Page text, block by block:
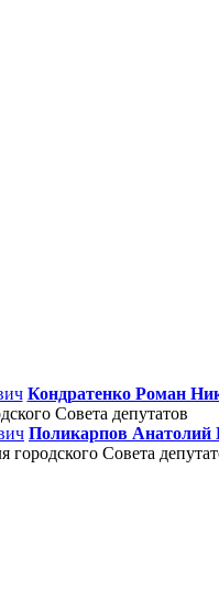
Кондратенко Роман
Совета депутатов
Поликарпов Анатолий
городского Совета